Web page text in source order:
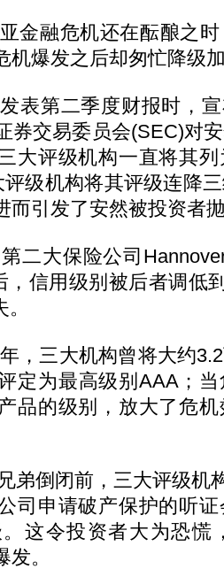
融危机还在酝酿之时
机爆发之后却匆忙降级
第二季度财报时，宣
券交易委员会(SEC)对
大评级机构一直将其
级机构将其评级连降
而引发了安然被投资者
大保险公司
，信用级别被后者调低
三大机构曾将大约3.2
定为最高级别AAA；
品的级别，放大了危
倒闭前，三大评级机
司申请破产保护的听
这令投资者大为恐慌
。